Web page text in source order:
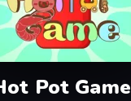
Pot Game